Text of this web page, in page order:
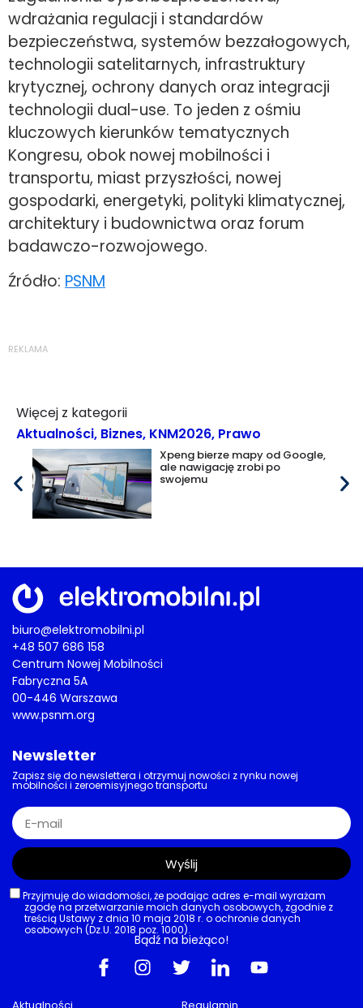
wdrażania regulacji i standardów
bezpieczeństwa, systemów bezzałogowych,
technologii satelitarnych, infrastruktury
krytycznej, ochrony danych oraz integracji
technologii dual-use. To jeden z ośmiu
kluczowych kierunków tematycznych
Kongresu, obok nowej mobilności i
transportu, miast przyszłości, nowej
gospodarki, energetyki, polityki klimatycznej,
architektury i budownictwa oraz forum
badawczo-rozwojowego.
Źródło: PSNM
REKLAMA
Więcej z kategorii
Aktualności, Biznes, KNM2026, Prawo
Xpeng bierze mapy od Google,
ale nawigację zrobi po
swojemu
biuro@elektromobilni.pl
+48 507 686 158
Centrum Nowej Mobilności
Fabryczna 5A
00-446 Warszawa
www.psnm.org
Newsletter
Zapisz się do newslettera i otrzymuj nowości z rynku nowej
mobilności i zeroemisyjnego transportu
Przyjmuję do wiadomości, że podając adres e-mail wyrażam
zgodę na przetwarzanie moich danych osobowych, zgodnie z
treścią Ustawy z dnia 10 maja 2018 r. o ochronie danych
osobowych (Dz.U. 2018 poz. 1000).
Wyślij
Bądź na bieżąco!